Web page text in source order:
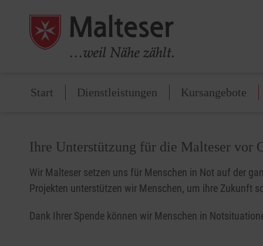
Start Dienstleistungen Kursangebote
Ihre Unterstützung für die Malteser vor
Wir Malteser setzen uns für Menschen in Not auf der
Projekten unterstützen wir Menschen, um ihre Zukunft
Dank Ihrer Spende können wir Menschen in